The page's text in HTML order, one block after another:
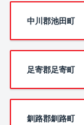
中川郡池田町
足寄郡足寄町
釧路郡釧路町